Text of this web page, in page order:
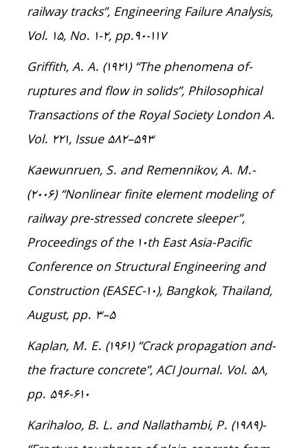
railway tracks”, Engineering Failure Analysis,
Vol. 15, No. 1-2, pp.90-117
-Griffith, A. A. (1921) “The phenomena of
ruptures and flow in solids”, Philosophical
Transactions of the Royal Society London A.
Vol. 221, Issue 582–۵۹۳
-Kaewunruen, S. and Remennikov, A. M.
(2006) “Nonlinear finite element modeling of
railway pre-stressed concrete sleeper”,
Proceedings of the 10th East Asia-Pacific
Conference on Structural Engineering and
Construction (EASEC-10), Bangkok, Thailand,
August, pp. 3–۵
-Kaplan, M. E. (1961) “Crack propagation and
the fracture concrete”, ACI Journal. Vol. 58,
pp. 596-610
-Karihaloo, B. L. and Nallathambi, P. (1989)